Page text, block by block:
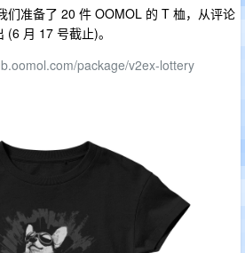
们准备了 20 件 OOMOL 的 T 桖，从评论
月 17 号截止)。
package/v2ex-lottery